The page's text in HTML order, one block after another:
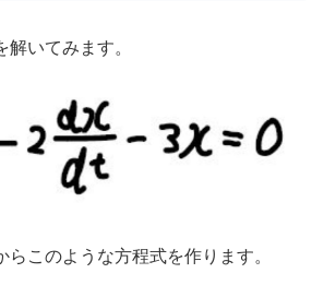
いてみます。
らこのような方程式を作ります。